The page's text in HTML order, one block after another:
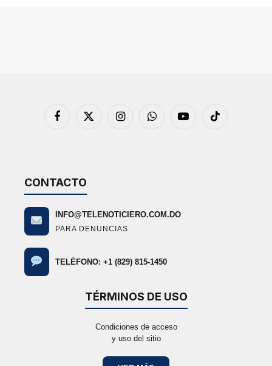
Facebook
X
InstagramWhatsAppYouTubeTikTok
CONTACTO
INFO@TELENOTICIERO.COM.DO
PARA DENUNCIAS
TELÉFONO: +1 (829) 815-1450
TÉRMINOS DE USO
Condiciones de acceso
y uso del sitio